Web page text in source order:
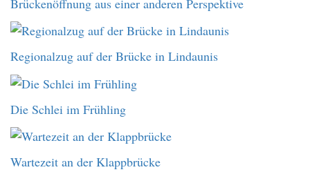
Brückenöffnung aus einer anderen Perspektive
Regionalzug auf der Brücke in Lindaunis
Die Schlei im Frühling
Wartezeit an der Klappbrücke